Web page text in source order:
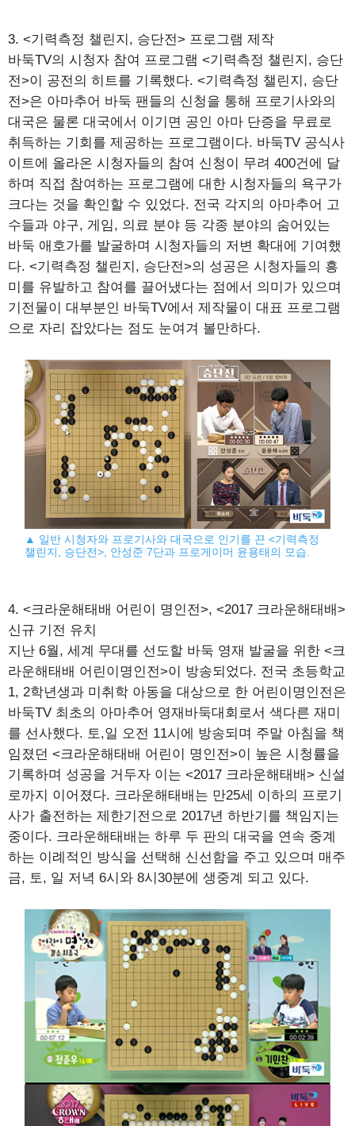
3. <기력측정 챌린지, 승단전> 프로그램 제작
바둑TV의 시청자 참여 프로그램 <기력측정 챌린지, 승단
전>이 공전의 히트를 기록했다. <기력측정 챌린지, 승단
전>은 아마추어 바둑 팬들의 신청을 통해 프로기사와의
대국은 물론 대국에서 이기면 공인 아마 단증을 무료로
취득하는 기회를 제공하는 프로그램이다. 바둑TV 공식사
이트에 올라온 시청자들의 참여 신청이 무려 400건에 달
하며 직접 참여하는 프로그램에 대한 시청자들의 욕구가
크다는 것을 확인할 수 있었다. 전국 각지의 아마추어 고
수들과 야구, 게임, 의료 분야 등 각종 분야의 숨어있는
바둑 애호가를 발굴하며 시청자들의 저변 확대에 기여했
다. <기력측정 챌린지, 승단전>의 성공은 시청자들의 흥
미를 유발하고 참여를 끌어냈다는 점에서 의미가 있으며
기전물이 대부분인 바둑TV에서 제작물이 대표 프로그램
으로 자리 잡았다는 점도 눈여겨 볼만하다.
▲ 일반 시청자와 프로기사와 대국으로 인기를 끈 <기력측정
챌린지, 승단전>, 안성준 7단과 프로게이머 윤용태의 모습.
4. <크라운해태배 어린이 명인전>, <2017 크라운해태배>
신규 기전 유치
지난 6월, 세계 무대를 선도할 바둑 영재 발굴을 위한 <크
라운해태배 어린이명인전>이 방송되었다. 전국 초등학교
1, 2학년생과 미취학 아동을 대상으로 한 어린이명인전은
바둑TV 최초의 아마추어 영재바둑대회로서 색다른 재미
를 선사했다. 토,일 오전 11시에 방송되며 주말 아침을 책
임졌던 <크라운해태배 어린이 명인전>이 높은 시청률을
기록하며 성공을 거두자 이는 <2017 크라운해태배> 신설
로까지 이어졌다. 크라운해태배는 만25세 이하의 프로기
사가 출전하는 제한기전으로 2017년 하반기를 책임지는
중이다. 크라운해태배는 하루 두 판의 대국을 연속 중계
하는 이례적인 방식을 선택해 신선함을 주고 있으며 매주
금, 토, 일 저녁 6시와 8시30분에 생중계 되고 있다.